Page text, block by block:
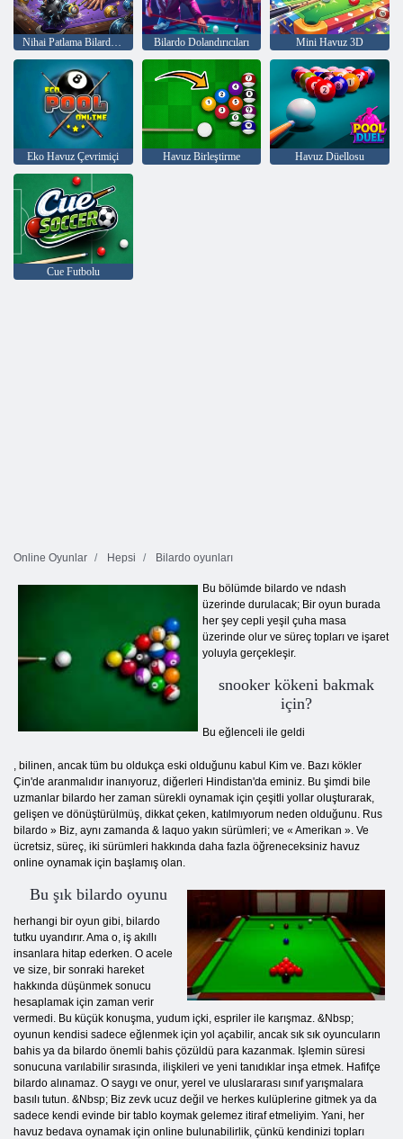
Bilardo Dolandırıcıları Mini Havuz 3D
Eko Havuz Çevrimiçi Havuz Birleştirme Havuz Düellosu
Cue Futbolu
Online Oyunlar Hepsi Bilardo oyunları
Bu bölümde bilardo ve ndash
üzerinde durulacak; Bir oyun burada
her şey cepli yeşil çuha masa
üzerinde olur ve süreç topları ve işaret
yoluyla gerçekleşir.
snooker kökeni bakmak
için?
Bu eğlenceli ile geldi
, bilinen, ancak tüm bu oldukça eski olduğunu kabul Kim ve. Bazı kökler
Çin'de aranmalıdır inanıyoruz, diğerleri Hindistan'da eminiz. Bu şimdi bile
uzmanlar bilardo her zaman sürekli oynamak için çeşitli yollar oluşturarak,
gelişen ve dönüştürülmüş, dikkat çeken, katılmıyorum neden olduğunu. Rus
bilardo » Biz, aynı zamanda & laquo yakın sürümleri; ve « Amerikan ». Ve
ücretsiz, süreç, iki sürümleri hakkında daha fazla öğreneceksiniz havuz
online oynamak için başlamış olan.
Bu şık bilardo oyunu
herhangi bir oyun gibi, bilardo
tutku uyandırır. Ama o, iş akıllı
insanlara hitap ederken. O acele
ve size, bir sonraki hareket
hakkında düşünmek sonucu
hesaplamak için zaman verir
vermedi. Bu küçük konuşma, yudum içki, espriler ile karışmaz. &Nbsp;
oyunun kendisi sadece eğlenmek için yol açabilir, ancak sık sık oyuncuların
bahis ya da bilardo önemli bahis çözüldü para kazanmak. Işlemin süresi
sonucuna varılabilir sırasında, ilişkileri ve yeni tanıdıklar inşa etmek. Hafifçe
bilardo alınamaz. O saygı ve onur, yerel ve uluslararası sınıf yarışmalara
basılı tutun. &Nbsp; Biz zevk ucuz değil ve herkes kulüplerine gitmek ya da
sadece kendi evinde bir tablo koymak gelemez itiraf etmeliyim. Yani, her
havuz bedava oynamak için online bulunabilirlik, çünkü kendinizi topları